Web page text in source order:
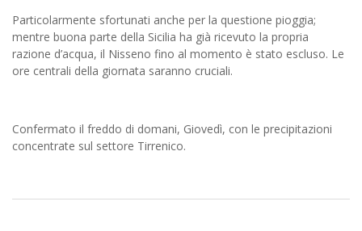
Particolarmente sfortunati anche per la questione pioggia;
mentre buona parte della Sicilia ha già ricevuto la propria
razione d’acqua, il Nisseno fino al momento è stato escluso. Le
ore centrali della giornata saranno cruciali.
Confermato il freddo di domani, Giovedì, con le precipitazioni
concentrate sul settore Tirrenico.